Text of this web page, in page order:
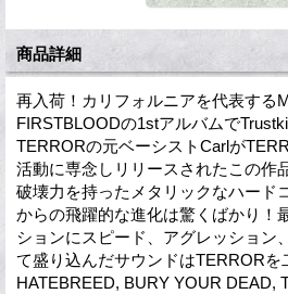
商品詳細
再入荷！カリフォルニアを代表する
FIRSTBLOODの1stアルバムで
TERRORの元ベーシストCarlが
活動に専念しリリースされたこの作
破壊力を持ったメタリックなハード
からの飛躍的な進化は驚くばかり！
ションにスピード、アグレッション
て盛り込んだサウンドはTERRORを
HATEBREED, BURY YOUR DEAD,